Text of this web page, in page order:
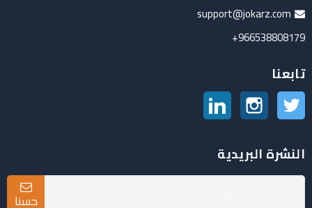
support@jokarz.com
966538808179+
تابعنا
تويتر انستغرام
النشرة البريدية
حسنا